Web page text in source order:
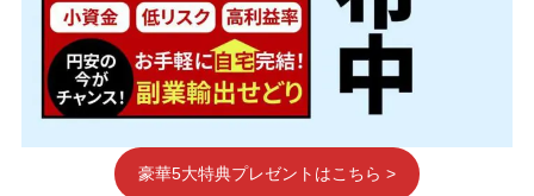
豪華5大特典プレゼントはこちら >